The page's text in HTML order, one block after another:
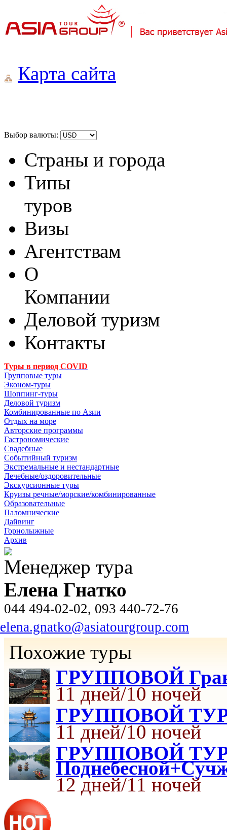
Карта сайта
Выбор валюты:
Страны и города
Типы
туров
Визы
Агентствам
О
Компании
Деловой туризм
Контакты
Туры в период COVID
Групповые туры
Эконом-туры
Шоппинг-туры
Деловой туризм
Комбинированные по Азии
Отдых на море
Авторские программы
Гастрономические
Свадебные
Событийный туризм
Экстремальные и нестандартные
Лечебные/оздоровительные
Экскурсионные туры
Круизы речные/морские/комбинированные
Образовательные
Паломнические
Дайвинг
Горнолыжные
Архив
Менеджер тура
Елена Гнатко
044 494-02-02, 093 440-72-76
elena.gnatko@asiatourgroup.com
Похожие туры
ГРУППОВОЙ
11 дней/10 ночей
ГРУППОВОЙ ТУР
11 дней/10 ночей
ГРУППОВОЙ ТУР
12 дней/11 ночей